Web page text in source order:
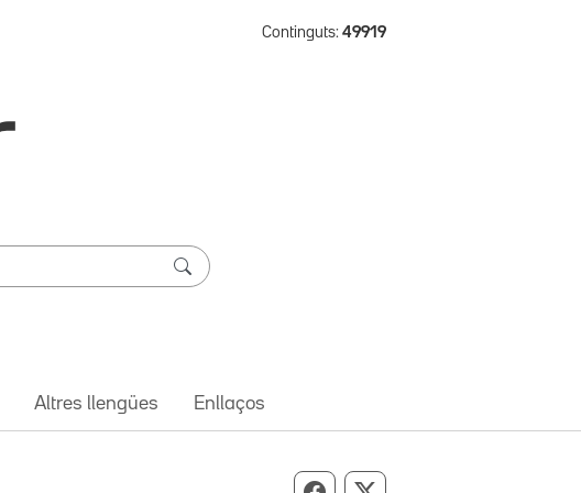
Continguts: 49919
Altres llengües Enllaços